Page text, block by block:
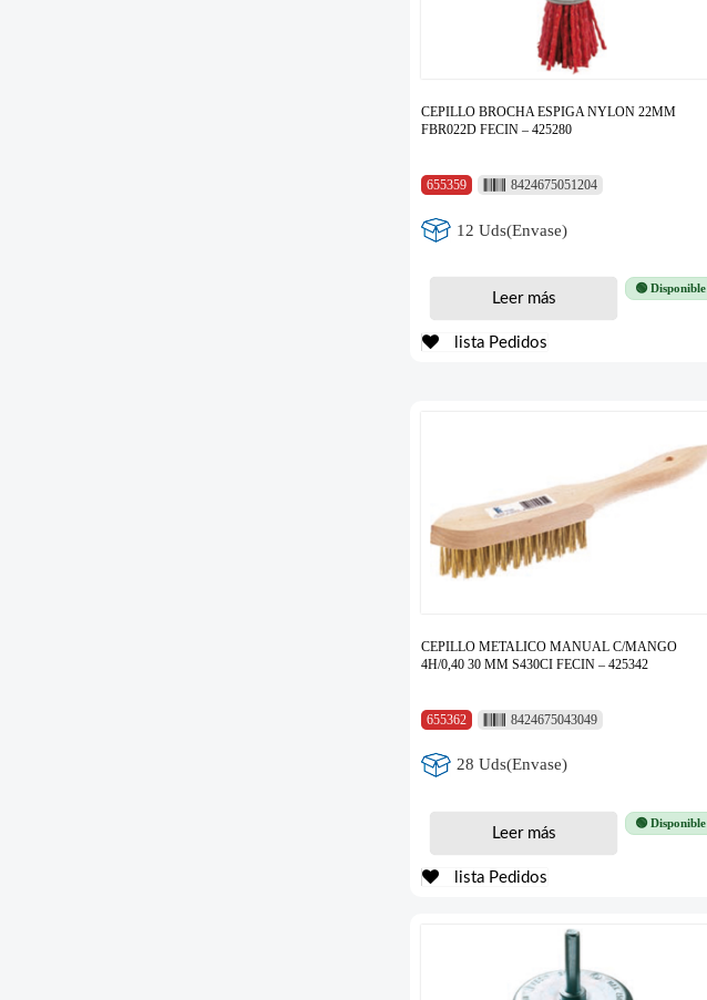
CEPILLO BROCHA ESPIGA NYLON 22MM
FBR022D FECIN – 425280
655359 8424675051204
12 Uds(Envase)
🟢 Disponible
Leer más
lista Pedidos
CEPILLO METALICO MANUAL C/MANGO
4H/0,40 30 MM S430CI FECIN – 425342
655362 8424675043049
28 Uds(Envase)
🟢 Disponible
Leer más
lista Pedidos